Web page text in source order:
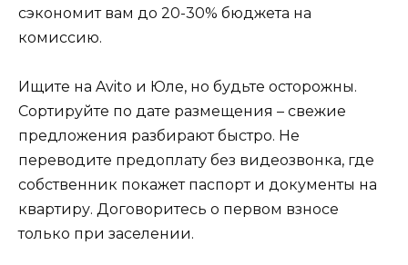
сэкономит вам до 20-30% бюджета на
комиссию.
Ищите на Avito и Юле, но будьте осторожны.
Сортируйте по дате размещения – свежие
предложения разбирают быстро. Не
переводите предоплату без видеозвонка, где
собственник покажет паспорт и документы на
квартиру. Договоритесь о первом взносе
только при заселении.